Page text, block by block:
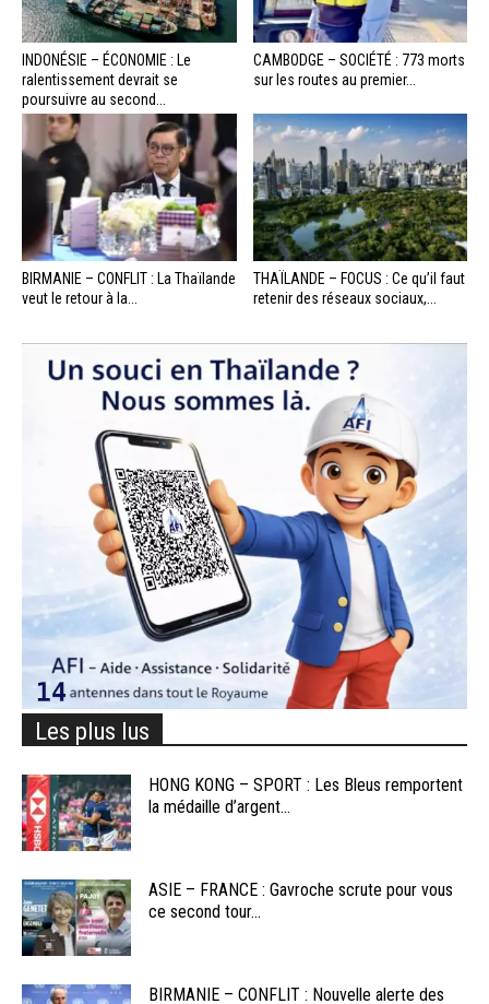
INDONÉSIE – ÉCONOMIE : Le
ralentissement devrait se
poursuivre au second...
CAMBODGE – SOCIÉTÉ : 773 morts
sur les routes au premier...
BIRMANIE – CONFLIT : La Thaïlande
veut le retour à la...
THAÏLANDE – FOCUS : Ce qu’il faut
retenir des réseaux sociaux,...
Les plus lus
HONG KONG – SPORT : Les Bleus remportent
la médaille d’argent...
ASIE – FRANCE : Gavroche scrute pour vous
ce second tour...
BIRMANIE – CONFLIT : Nouvelle alerte des